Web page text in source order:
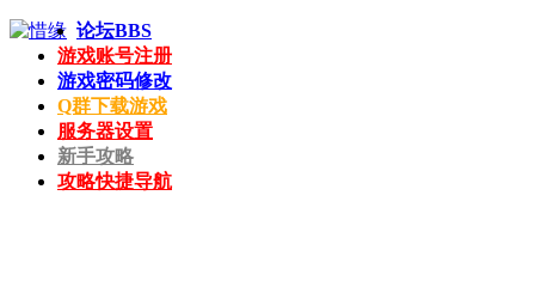
论坛BBS
游戏账号注册
游戏密码修改
Q群下载游戏
服务器设置
新手攻略
攻略快捷导航